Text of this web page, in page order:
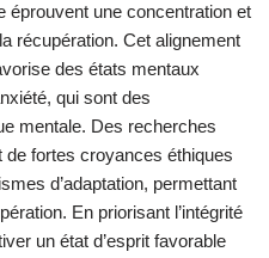
éprouvent une concentration et
récupération. Cet alignement
des états mentaux
qui sont des
mentale. Des recherches
de fortes croyances éthiques
d’adaptation, permettant
En priorisant l’intégrité
un état d’esprit favorable